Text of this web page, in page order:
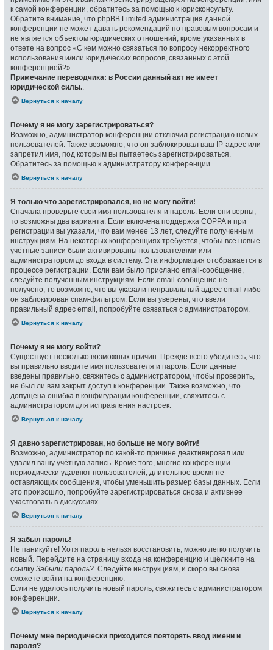
к самой конференции, обратитесь за помощью к юрисконсульту.
Обратите внимание, что phpBB Limited администрация данной
конференции не может давать рекомендаций по правовым вопросам и
не является объектом юридических отношений, кроме указанных в
ответе на вопрос «С кем можно связаться по вопросу некорректного
использования и/или юридических вопросов, связанных с этой
конференцией?».
Примечание переводчика: в России данный акт не имеет
юридической силы.
Вернуться к началу
Почему я не могу зарегистрироваться?
Возможно, администратор конференции отключил регистрацию новых
пользователей. Также возможно, что он заблокировал ваш IP-адрес или
запретил имя, под которым вы пытаетесь зарегистрироваться.
Обратитесь за помощью к администратору конференции.
Вернуться к началу
Я только что зарегистрировался, но не могу войти!
Сначала проверьте свои имя пользователя и пароль. Если они верны,
то возможны два варианта. Если включена поддержка COPPA и при
регистрации вы указали, что вам менее 13 лет, следуйте полученным
инструкциям. На некоторых конференциях требуется, чтобы все новые
учётные записи были активированы пользователями или
администратором до входа в систему. Эта информация отображается в
процессе регистрации. Если вам было прислано email-сообщение,
следуйте полученным инструкциям. Если email-сообщение не
получено, то возможно, что вы указали неправильный адрес email либо
он заблокирован спам-фильтром. Если вы уверены, что ввели
правильный адрес email, попробуйте связаться с администратором.
Вернуться к началу
Почему я не могу войти?
Существует несколько возможных причин. Прежде всего убедитесь, что
вы правильно вводите имя пользователя и пароль. Если данные
введены правильно, свяжитесь с администратором, чтобы проверить,
не был ли вам закрыт доступ к конференции. Также возможно, что
допущена ошибка в конфигурации конференции, свяжитесь с
администратором для исправления настроек.
Вернуться к началу
Я давно зарегистрирован, но больше не могу войти!
Возможно, администратор по какой-то причине деактивировал или
удалил вашу учётную запись. Кроме того, многие конференции
периодически удаляют пользователей, длительное время не
оставляющих сообщения, чтобы уменьшить размер базы данных. Если
это произошло, попробуйте зарегистрироваться снова и активнее
участвовать в дискуссиях.
Вернуться к началу
Я забыл пароль!
Не паникуйте! Хотя пароль нельзя восстановить, можно легко получить
новый. Перейдите на страницу входа на конференцию и щёлкните на
ссылку Забыли пароль? . Следуйте инструкциям, и скоро вы снова
сможете войти на конференцию.
Если не удалось получить новый пароль, свяжитесь с администратором
конференции.
Вернуться к началу
Почему мне периодически приходится повторять ввод имени и
пароля?